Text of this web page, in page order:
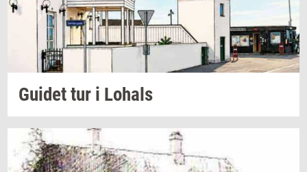
Gu­i­dettur i Lo­hals